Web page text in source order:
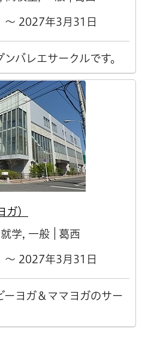
～ 2027年3月31日
バレエサークルです。
）
学, 一般 葛西
～ 2027年3月31日
ヨガ＆ママヨガのサー